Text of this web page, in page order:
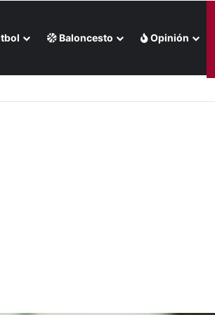
Baloncesto Opinión
apaleó a Medias Blancas (+Video)